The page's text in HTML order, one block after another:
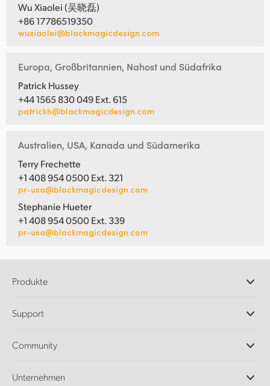
Wu Xiaolei (吴晓磊)
+86 17786519350
wuxiaolei@blackmagicdesign.com
Europa, Großbritannien, Nahost und Südafrika
Patrick Hussey
+44 1565 830 049 Ext. 615
patrickh@blackmagicdesign.com
Australien, USA, Kanada und Südamerika
Terry Frechette
+1 408 954 0500 Ext. 321
pr-usa@blackmagicdesign.com
Stephanie Hueter
+1 408 954 0500 Ext. 339
pr-usa@blackmagicdesign.com
Produkte
DaVinci Resolve und Fusion Software
Ultimatte
Aufzeichnung und Wiedergabe
Support
Support-Center
Community
Unternehmen